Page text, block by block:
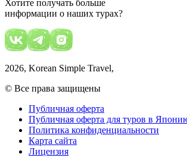
Хотите получать больше
информации о наших турах?
2026, Korean Simple Travel,
© Все права защищены
Публичная оферта
Публичная оферта для туров в
Политика конфиденциальности
Карта сайта
Лицензия